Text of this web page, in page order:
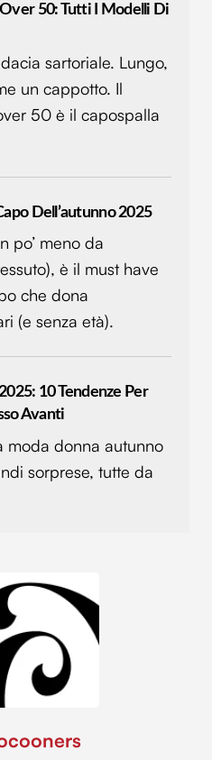
Over 50: Tutti I Modelli Di
sartoriale. Lungo,
un cappotto. Il
50 è il capospalla
Dell’autunno 2025
po’ meno da
è il must have
che dona
(e senza età).
10 Tendenze Per
Avanti
moda donna autunno
sorprese, tutte da